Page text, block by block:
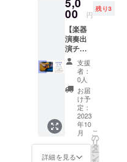
【2023
秋】の
で、投
げ銭を
いただ
いた方
のお名
前をご
紹介
・内
容：配
信中に
テロッ
プを入
れて、
シエ
ン！を
いただ
いた旨
とお名
前をご
紹介 ※
ご紹介
するお
名前に
ご購入
をお願
いしま
す。 約
15分の
出演時
間で、
あなた
が歌い
たい1曲
（ヨシ
タケが
ギター
伴奏）
を歌っ
ていた
00 円
残り3
【楽器
演奏出
演チ
ケッ
ト】 ヨ
シタケ
が弾き
語りを
する2〜
3曲に、
ギター
等の楽
器演奏
で、出
支援
者：
0人
お届
け予
定：
2023
年10
月
詳細を見る
こ
の
リ
タ
ー
ン